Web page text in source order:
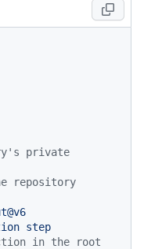
private
repository
step
in the root